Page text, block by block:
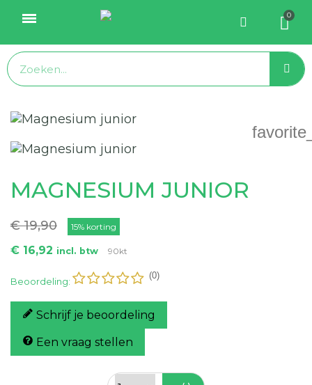
MAGNESIUM JUNIOR
€ 19,90 15% korting
€ 16,92 incl. btw 90kt
Beoordeling:
(0)
Schrijf je beoordeling
Een vraag stellen